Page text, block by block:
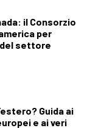
il Consorzio
per
settore
Guida ai
e ai veri